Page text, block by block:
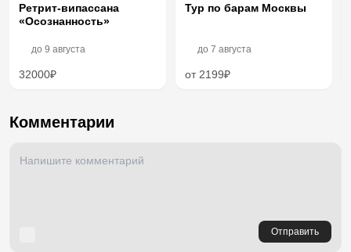
Ретрит-випассана
«Осознанность»
до 9 августа
32000₽
Тур по барам Москвы
до 7 августа
от 2199₽
Комментарии
Отправить